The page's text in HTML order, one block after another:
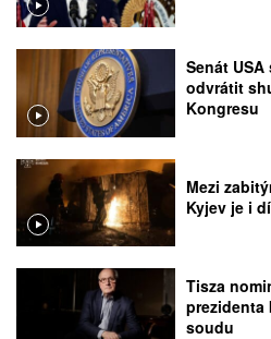
Senát
odvrátit
Kongresu
Mezi
Kyjev je i
Tisza
prezidenta
soudu